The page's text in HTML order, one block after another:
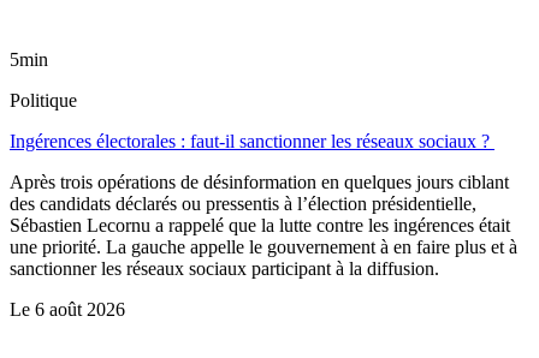
5min
Politique
Ingérences électorales : faut-il sanctionner les réseaux sociaux ?
Après trois opérations de désinformation en quelques jours ciblant
des candidats déclarés ou pressentis à l’élection présidentielle,
Sébastien Lecornu a rappelé que la lutte contre les ingérences était
une priorité. La gauche appelle le gouvernement à en faire plus et à
sanctionner les réseaux sociaux participant à la diffusion.
Le 6 août 2026